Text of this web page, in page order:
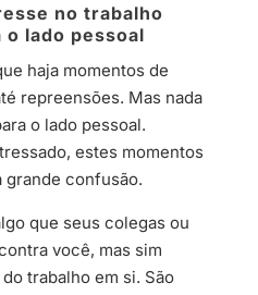
no trabalho
o lado pessoal
haja momentos de
repreensões. Mas nada
o lado pessoal.
estes momentos
grande confusão.
que seus colegas ou
você, mas sim
trabalho em si. São